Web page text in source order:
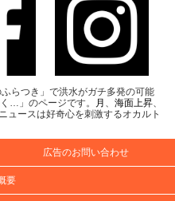
らつき」で洪水がガチ多発の可能
…」のページです。
月 海面上昇
ュースは好奇心を刺激するオカルト
広告のお問い合わせ
要